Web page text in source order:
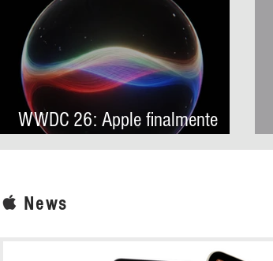
WWDC 26: Apple finalmente
anuncia Siri AI, sua nova
inteligência artificial
News